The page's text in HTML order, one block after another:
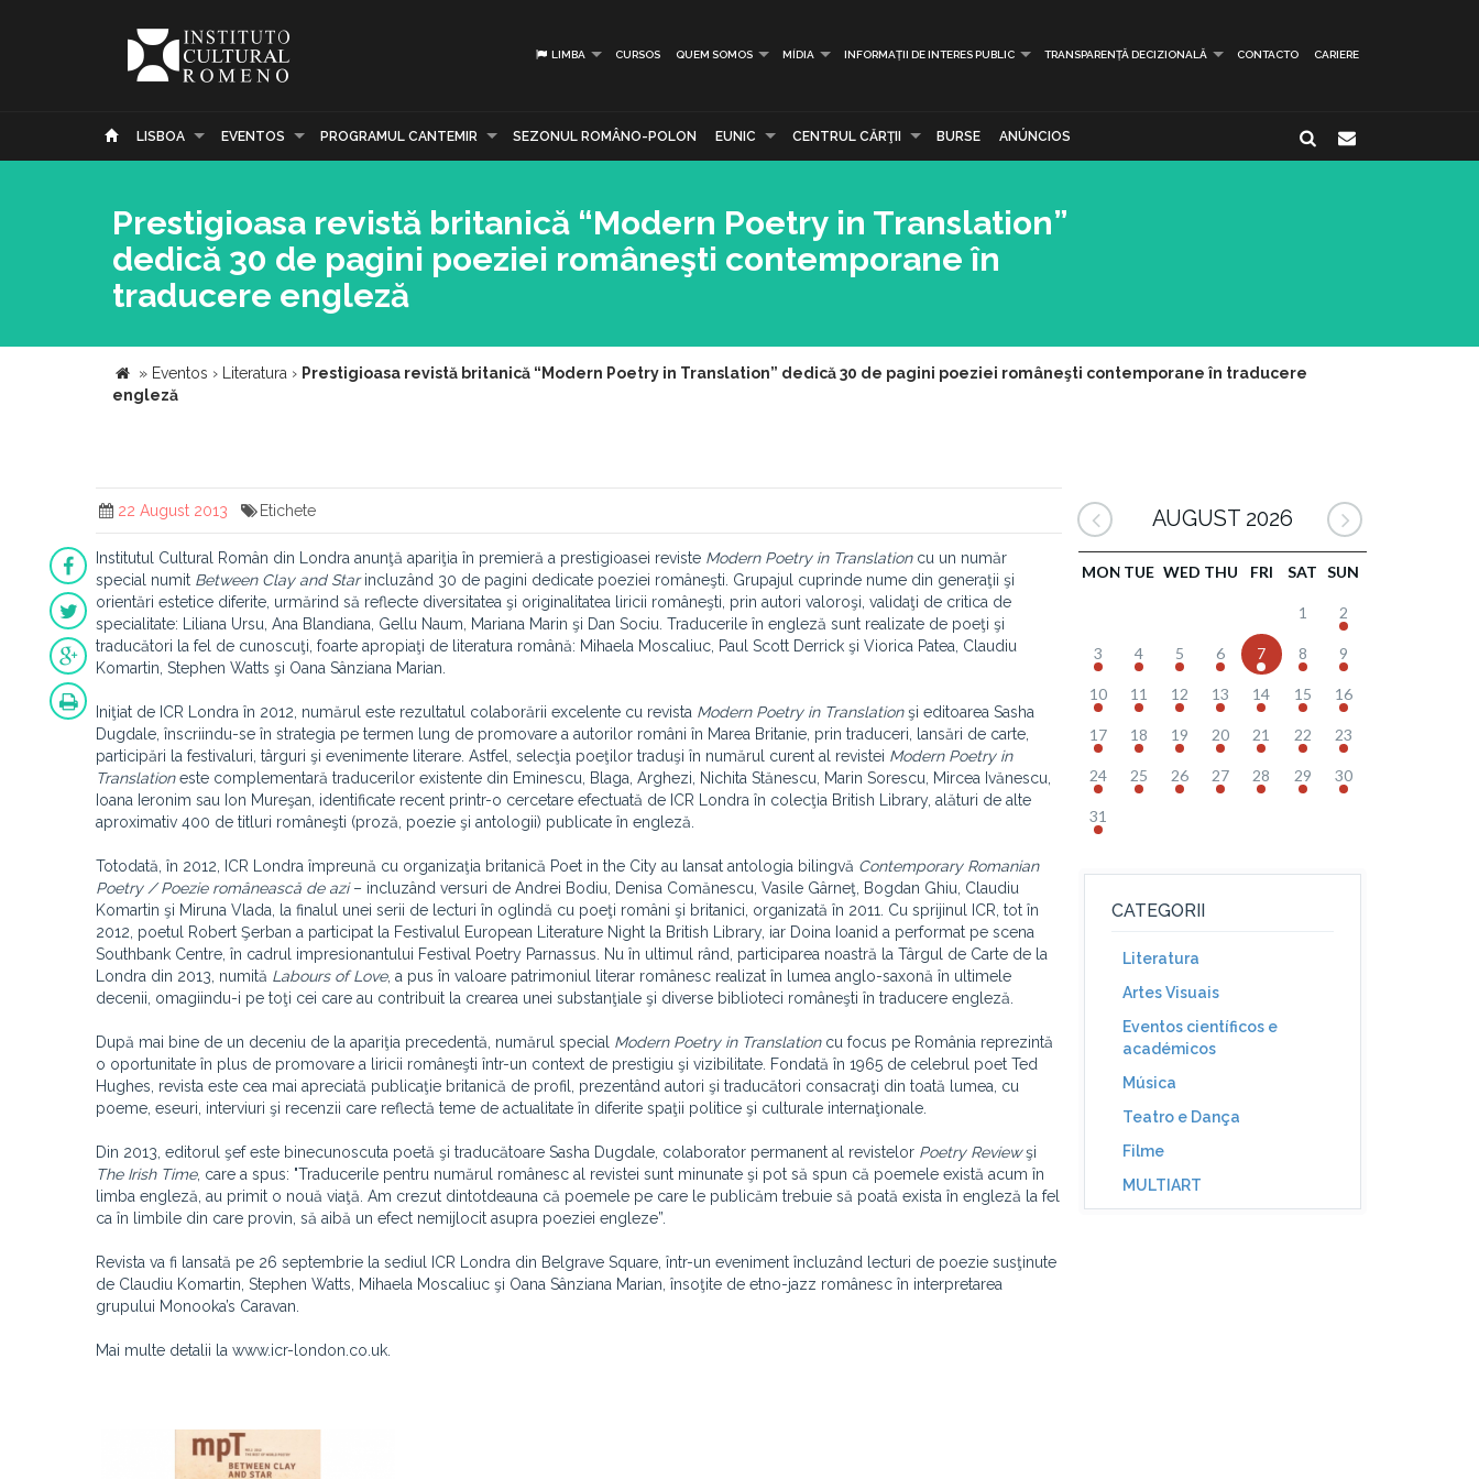
LIMBA CURSOS QUEM SOMOS MÍDIA INFORMAȚII DE INTERES PUBLIC TRANSPARENȚĂ DECIZIONALĂ CONTACTO CARIERE
LISBOA EVENTOS PROGRAMUL CANTEMIR SEZONUL ROMÂNO-POLON EUNIC CENTRUL CĂRŢII BURSE ANÚNCIOS
Prestigioasa revistă britanică “Modern Poetry in Translation”
dedică 30 de pagini poeziei româneşti contemporane în
traducere engleză
» Eventos › Literatura › Prestigioasa revistă britanică “Modern Poetry in Translation” dedică 30 de pagini poeziei româneşti contemporane în traducere
engleză
22 August 2013 Etichete
Institutul Cultural Român din Londra anunţă apariţia în premieră a prestigioasei reviste Modern Poetry in Translationcu un număr
special numit Between Clay and Starincluzând 30 de pagini dedicate poeziei româneşti. Grupajul cuprinde nume din generaţii şi
orientări estetice diferite, urmărind să reflecte diversitatea şi originalitatea liricii româneşti, prin autori valoroşi, validaţi de critica de
specialitate: Liliana Ursu, Ana Blandiana, Gellu Naum, Mariana Marin şi Dan Sociu. Traducerile în engleză sunt realizate de poeţi şi
traducători la fel de cunoscuţi, foarte apropiaţi de literatura română: Mihaela Moscaliuc, Paul Scott Derrick şi Viorica Patea, Claudiu
Komartin, Stephen Watts şi Oana Sânziana Marian.
Iniţiat de ICR Londra în 2012, numărul este rezultatul colaborării excelente cu revista Modern Poetry in Translationşi editoarea Sasha
Dugdale, înscriindu-se în strategia pe termen lung de promovare a autorilor români în Marea Britanie, prin traduceri, lansări de carte,
participări la festivaluri, târguri şi evenimente literare. Astfel, selecţia poeţilor traduşi în numărul curent al revistei Modern Poetry in
Translationeste complementară traducerilor existente din Eminescu, Blaga, Arghezi, Nichita Stănescu, Marin Sorescu, Mircea Ivănescu,
Ioana Ieronim sau Ion Mureşan, identificate recent printr-o cercetare efectuată de ICR Londra în colecţia British Library, alături de alte
aproximativ 400 de titluri româneşti (proză, poezie şi antologii) publicate în engleză.
Totodată, în 2012, ICR Londra împreună cu organizaţia britanică Poet in the City au lansat antologia bilingvă Contemporary Romanian
Poetry / Poezie românească de azi– incluzând versuri de Andrei Bodiu, Denisa Comănescu, Vasile Gârneţ, Bogdan Ghiu, Claudiu
Komartin şi Miruna Vlada, la finalul unei serii de lecturi în oglindă cu poeţi români şi britanici, organizată în 2011. Cu sprijinul ICR, tot în
2012, poetul Robert Şerban a participat la Festivalul European Literature Night la British Library, iar Doina Ioanid a performat pe scena
Southbank Centre, în cadrul impresionantului Festival Poetry Parnassus. Nu în ultimul rând, participarea noastră la Târgul de Carte de la
Londra din 2013, numită Labours of Love, a pus în valoare patrimoniul literar românesc realizat în lumea anglo-saxonă în ultimele
decenii, omagiindu-i pe toţi cei care au contribuit la crearea unei substanţiale şi diverse biblioteci româneşti în traducere engleză.
După mai bine de un deceniu de la apariţia precedentă, numărul special Modern Poetry in Translation cu focus pe România reprezintă
o oportunitate în plus de promovare a liricii româneşti într-un context de prestigiu şi vizibilitate. Fondată în 1965 de celebrul poet Ted
Hughes, revista este cea mai apreciată publicaţie britanică de profil, prezentând autori şi traducători consacraţi din toată lumea, cu
poeme, eseuri, interviuri şi recenzii care reflectă teme de actualitate în diferite spaţii politice şi culturale internaţionale.
Din 2013, editorul şef este binecunoscuta poetă şi traducătoare Sasha Dugdale, colaborator permanent al revistelor Poetry Reviewşi
The Irish Time, care a spus: "Traducerile pentru numărul românesc al revistei sunt minunate şi pot să spun că poemele există acum în
limba engleză, au primit o nouă viaţă. Am crezut dintotdeauna că poemele pe care le publicăm trebuie să poată exista în engleză la fel
ca în limbile din care provin, să aibă un efect nemijlocit asupra poeziei engleze”.
Revista va fi lansată pe 26 septembrie la sediul ICR Londra din Belgrave Square, într-un eveniment încluzând lecturi de poezie susţinute
de Claudiu Komartin, Stephen Watts, Mihaela Moscaliuc şi Oana Sânziana Marian, însoţite de etno-jazz românesc în interpretarea
grupului Monooka’s Caravan.
Mai multe detalii la www.icr-london.co.uk.
AUGUST 2026
MON TUE WED THU FRI SAT SUN
1 2
3 4 5 6 7 8 9
10 11 12 13 14 15 16
17 18 19 20 21 22 23
24 25 26 27 28 29 30
31
CATEGORII
Literatura
Artes Visuais
Eventos científicos e
académicos
Música
Teatro e Dança
Filme
MULTIART